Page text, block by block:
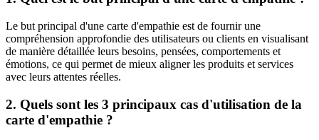
Le but principal d'une carte d'empathie est de fournir une
compréhension approfondie des utilisateurs ou clients en visualisant
de manière détaillée leurs besoins, pensées, comportements et
émotions, ce qui permet de mieux aligner les produits et services
avec leurs attentes réelles.
2. Quels sont les 3 principaux cas d'utilisation de la
carte d'empathie ?